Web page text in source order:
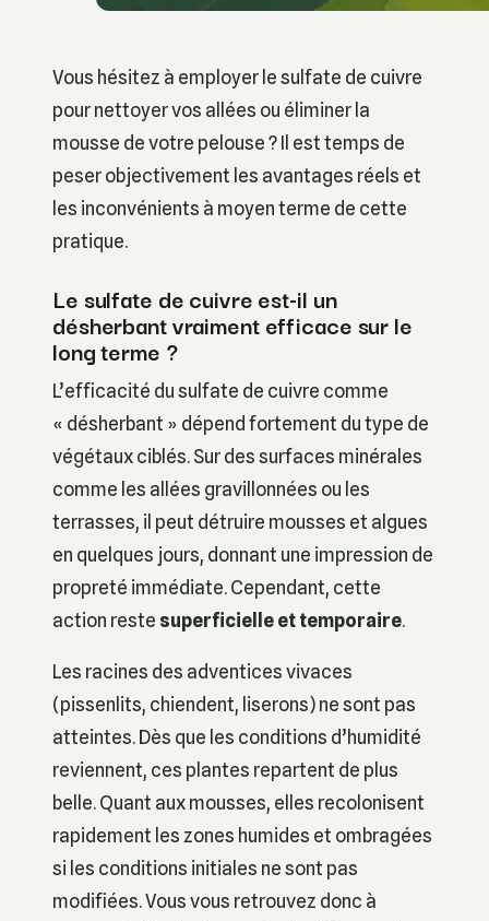
Vous hésitez à employer le sulfate de cuivre
pour nettoyer vos allées ou éliminer la
mousse de votre pelouse ? Il est temps de
peser objectivement les avantages réels et
les inconvénients à moyen terme de cette
pratique.
Le sulfate de cuivre est-il un
désherbant vraiment efficace sur le
long terme ?
L’efficacité du sulfate de cuivre comme
« désherbant » dépend fortement du type de
végétaux ciblés. Sur des surfaces minérales
comme les allées gravillonnées ou les
terrasses, il peut détruire mousses et algues
en quelques jours, donnant une impression de
propreté immédiate. Cependant, cette
action reste superficielle et temporaire.
Les racines des adventices vivaces
(pissenlits, chiendent, liserons) ne sont pas
atteintes. Dès que les conditions d’humidité
reviennent, ces plantes repartent de plus
belle. Quant aux mousses, elles recolonisent
rapidement les zones humides et ombragées
si les conditions initiales ne sont pas
modifiées. Vous vous retrouvez donc à